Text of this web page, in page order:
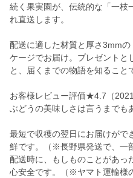
続く果実園が、伝統的な「一枝
れ直送します。
配送に適した材質と厚さ3mm
ケージでお届け。プレゼントと
と、届くまでの物語を知ること
お客様レビュー評価★4.7（
ぶどうの美味しさは言うまでも
最短で収穫の翌日にお届けがで
鮮です。（※長野県発送で、一
配送時に、もしものことがあっ
心安全です。（※ヤマト運輸様